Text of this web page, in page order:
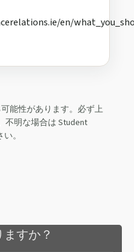
en/
能性があります。必ず上
不明な場合は Student
。
すか？